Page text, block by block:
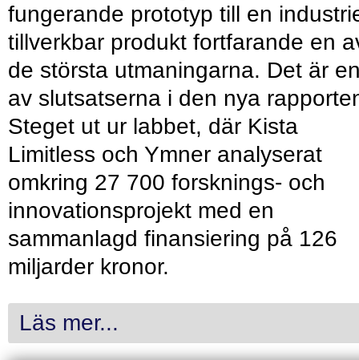
fungerande prototyp till en
tillverkbar produkt fortfarande en
de största utmaningarna. Det är
av slutsatserna i den nya
Steget ut ur labbet, där Kista
Limitless och Ymner analyserat
omkring 27 700 forsknings- och
innovationsprojekt med en
sammanlagd finansiering på 126
miljarder kronor.
Läs mer...